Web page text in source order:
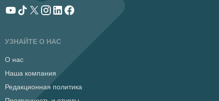
УЗНАЙТЕ О НАС
О нас
Наша компания
Редакционная политика